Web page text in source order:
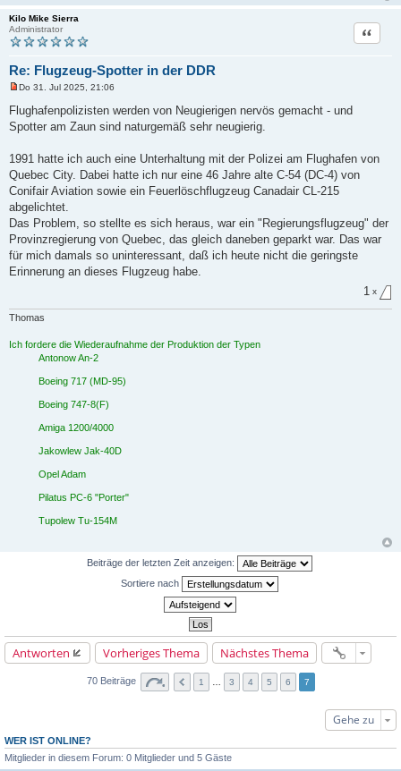
B
e
i
a
g
Kilo Mike Sierra
Administrator
Re: Flugzeug-Spotter in der DDR
Zitat
g
e
s
n
e
B
e
r
a
g
Do 31. Jul 2025, 21:06
Flughafenpolizisten werden von Neugierigen nervös gemacht - und
Spotter am Zaun sind naturgemäß sehr neugierig.
1991 hatte ich auch eine Unterhaltung mit der Polizei am Flughafen von
Quebec City. Dabei hatte ich nur eine 46 Jahre alte C-54 (DC-4) von
Conifair Aviation sowie ein Feuerlöschflugzeug Canadair CL-215
abgelichtet.
Das Problem, so stellte es sich heraus, war ein "Regierungsflugzeug" der
Provinzregierung von Quebec, das gleich daneben geparkt war. Das war
für mich damals so uninteressant, daß ich heute nicht die geringste
Erinnerung an dieses Flugzeug habe.
1 x
Thomas
Ich fordere die Wiederaufnahme der Produktion der Typen
Antonow An-2
Boeing 717 (MD-95)
Boeing 747-8(F)
Amiga 1200/4000
Jakowlew Jak-40D
Opel Adam
Pilatus PC-6 "Porter"
Tupolew Tu-154M
Beiträge der letzten Zeit anzeigen:
Sortiere nach
Antworten Vorheriges Thema Nächstes Thema
70 Beiträge 1 … 3 4 5 6 7
Gehe zu
WER IST ONLINE?
Mitglieder in diesem Forum: 0 Mitglieder und 5 Gäste